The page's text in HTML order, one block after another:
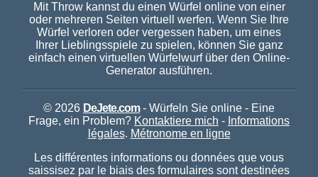
Mit Throw kannst du einen Würfel online von einer
oder mehreren Seiten virtuell werfen. Wenn Sie Ihre
Würfel verloren oder vergessen haben, um eines
Ihrer Lieblingsspiele zu spielen, können Sie ganz
einfach einen virtuellen Würfelwurf über den Online-
Generator ausführen.
© 2026 DeJete.com- Würfeln Sie online - Eine
Frage, ein Problem? Kontaktiere mich - Informations
légales. Métronome en ligne
Les différentes informations ou données que vous
saissisez par le biais des formulaires sont destinées